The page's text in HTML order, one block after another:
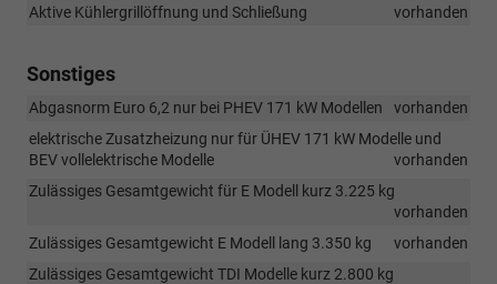
Aktive Kühlergrillöffnung und Schließung
vorhanden
Sonstiges
Abgasnorm Euro 6,2 nur bei PHEV 171 kW Modellen
vorhanden
elektrische Zusatzheizung nur für ÜHEV 171 kW Modelle und
BEV vollelektrische Modelle
vorhanden
Zulässiges Gesamtgewicht für E Modell kurz 3.225 kg
vorhanden
Zulässiges Gesamtgewicht E Modell lang 3.350 kg
vorhanden
Zulässiges Gesamtgewicht TDI Modelle kurz 2.800 kg